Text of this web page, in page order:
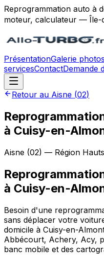
Reprogrammation auto à
moteur, calculateur — Île-
PrésentationGalerie photos
servicesContactDemande
Retour au Aisne (02)
à Cuisy-en-
Aisne (02) — Région
à Cuisy-en-
Besoin d'une
sans déplacer votre
domicile à Cuisy-en-
Abbécourt, Achery, Acy,
banc mobile et des